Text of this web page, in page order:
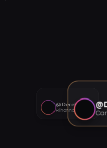
@Derekking
Rihanna AI voice